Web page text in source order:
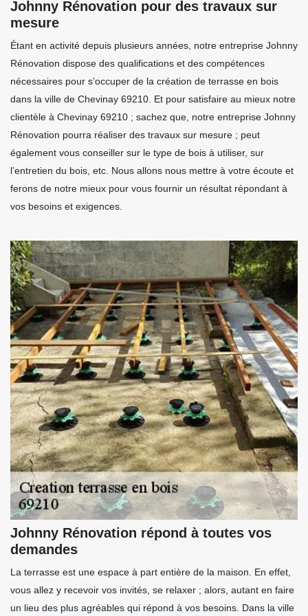
Johnny Rénovation pour des travaux sur
mesure
Étant en activité depuis plusieurs années, notre entreprise Johnny
Rénovation dispose des qualifications et des compétences
nécessaires pour s’occuper de la création de terrasse en bois
dans la ville de Chevinay 69210. Et pour satisfaire au mieux notre
clientèle à Chevinay 69210 ; sachez que, notre entreprise Johnny
Rénovation pourra réaliser des travaux sur mesure ; peut
également vous conseiller sur le type de bois à utiliser, sur
l’entretien du bois, etc. Nous allons nous mettre à votre écoute et
ferons de notre mieux pour vous fournir un résultat répondant à
vos besoins et exigences.
Johnny Rénovation répond à toutes vos
demandes
La terrasse est une espace à part entière de la maison. En effet,
vous allez y recevoir vos invités, se relaxer ; alors, autant en faire
un lieu des plus agréables qui répond à vos besoins. Dans la ville